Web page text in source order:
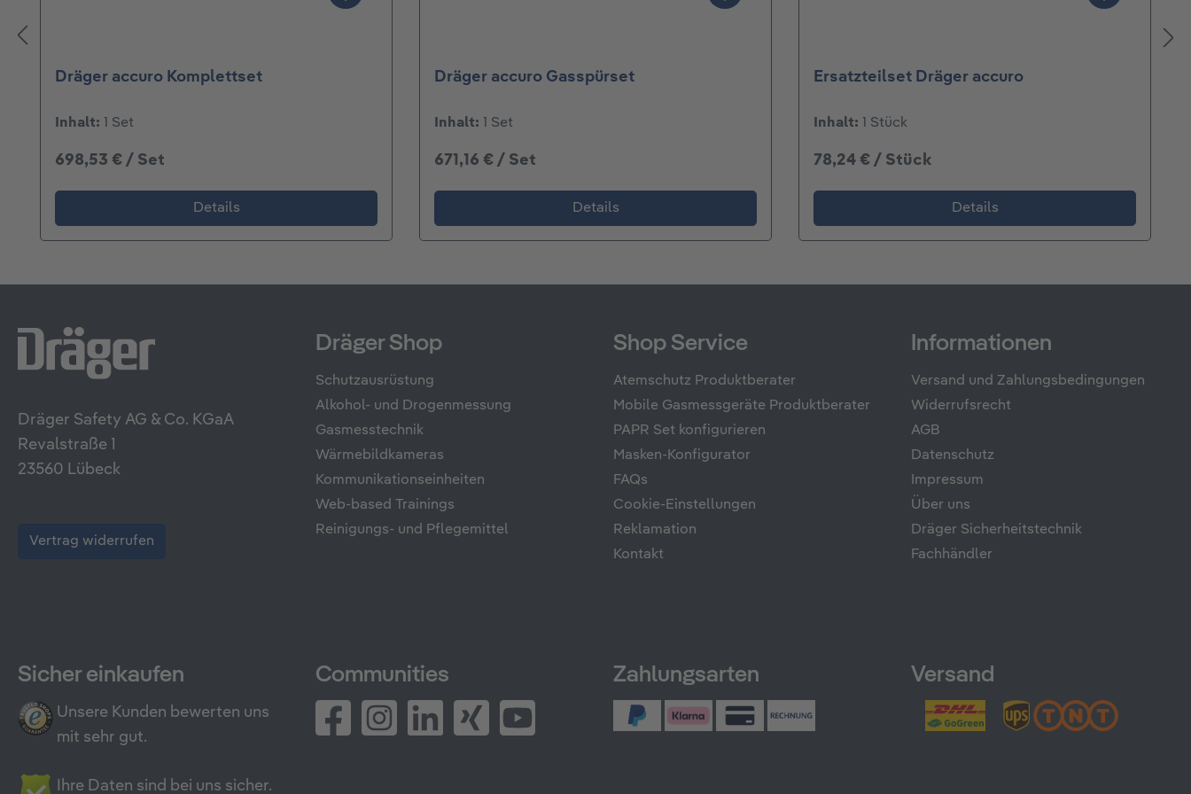
Dräger accuro Komplettset
Inhalt: 1 Set
698,53 € / Set
Details
Dräger accuro Gasspürset
Inhalt: 1 Set
671,16 € / Set
Details
Ersatzteilset Dräger accuro
Inhalt: 1 Stück
78,24 € / Stück
Details
Dräger Safety AG & Co. KGaA
Revalstraße 1
23560 Lübeck
Vertrag widerrufen
Dräger Shop
Schutzausrüstung
Alkohol- und Drogenmessung
Gasmesstechnik
Wärmebildkameras
Kommunikationseinheiten
Web-based Trainings
Reinigungs- und Pflegemittel
Shop Service
Atemschutz Produktberater
Mobile Gasmessgeräte Produktberater
PAPR Set konfigurieren
Masken-Konfigurator
FAQs
Cookie-Einstellungen
Reklamation
Kontakt
Informationen
Versand und Zahlungsbedingungen
Widerrufsrecht
AGB
Datenschutz
Impressum
Über uns
Dräger Sicherheitstechnik
Fachhändler
Sicher einkaufen
Unsere Kunden bewerten uns
mit sehr gut.
Ihre Daten sind bei uns sicher.
Communities Zahlungsarten Versand